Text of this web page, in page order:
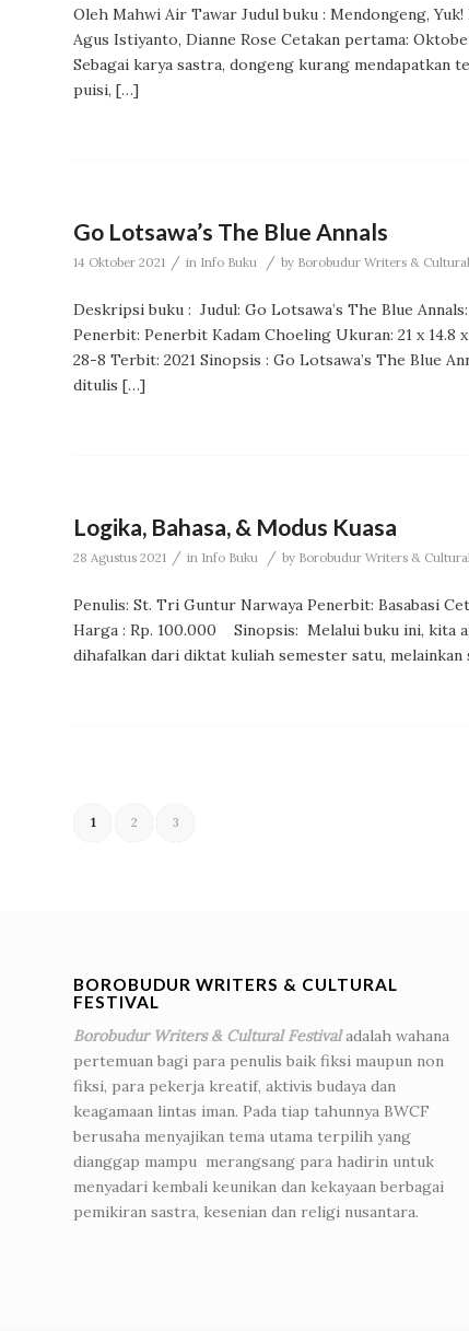
Oleh Mahwi Air Tawar Judul buku : Mendongeng,
Agus Istiyanto, Dianne Rose Cetakan pertama:
Sebagai karya sastra, dongeng kurang mendapatkan
puisi, […]
Go Lotsawa’s The Blue Annals
14 Oktober 2021 / in Info Buku / by Borobudur Writers &
Deskripsi buku : Judul: Go Lotsawa’s The Blue
Penerbit: Penerbit Kadam Choeling Ukuran: 21 x 14.8
28-8 Terbit: 2021 Sinopsis : Go Lotsawa’s The Blue
ditulis […]
Logika, Bahasa, & Modus Kuasa
28 Agustus 2021 / in Info Buku / by Borobudur Writers &
Penulis: St. Tri Guntur Narwaya Penerbit: Basabasi
Harga : Rp. 100.000 Sinopsis: Melalui buku ini, kita
dihafalkan dari diktat kuliah semester satu, melainkan
1 2 3
BOROBUDUR WRITERS & CULTURAL
FESTIVAL
Borobudur Writers & Cultural Festivaladalah wahana
pertemuan bagi para penulis baik fiksi maupun non
fiksi, para pekerja kreatif, aktivis budaya dan
keagamaan lintas iman. Pada tiap tahunnya BWCF
berusaha menyajikan tema utama terpilih yang
dianggap mampu merangsang para hadirin untuk
menyadari kembali keunikan dan kekayaan berbagai
pemikiran sastra, kesenian dan religi nusantara.